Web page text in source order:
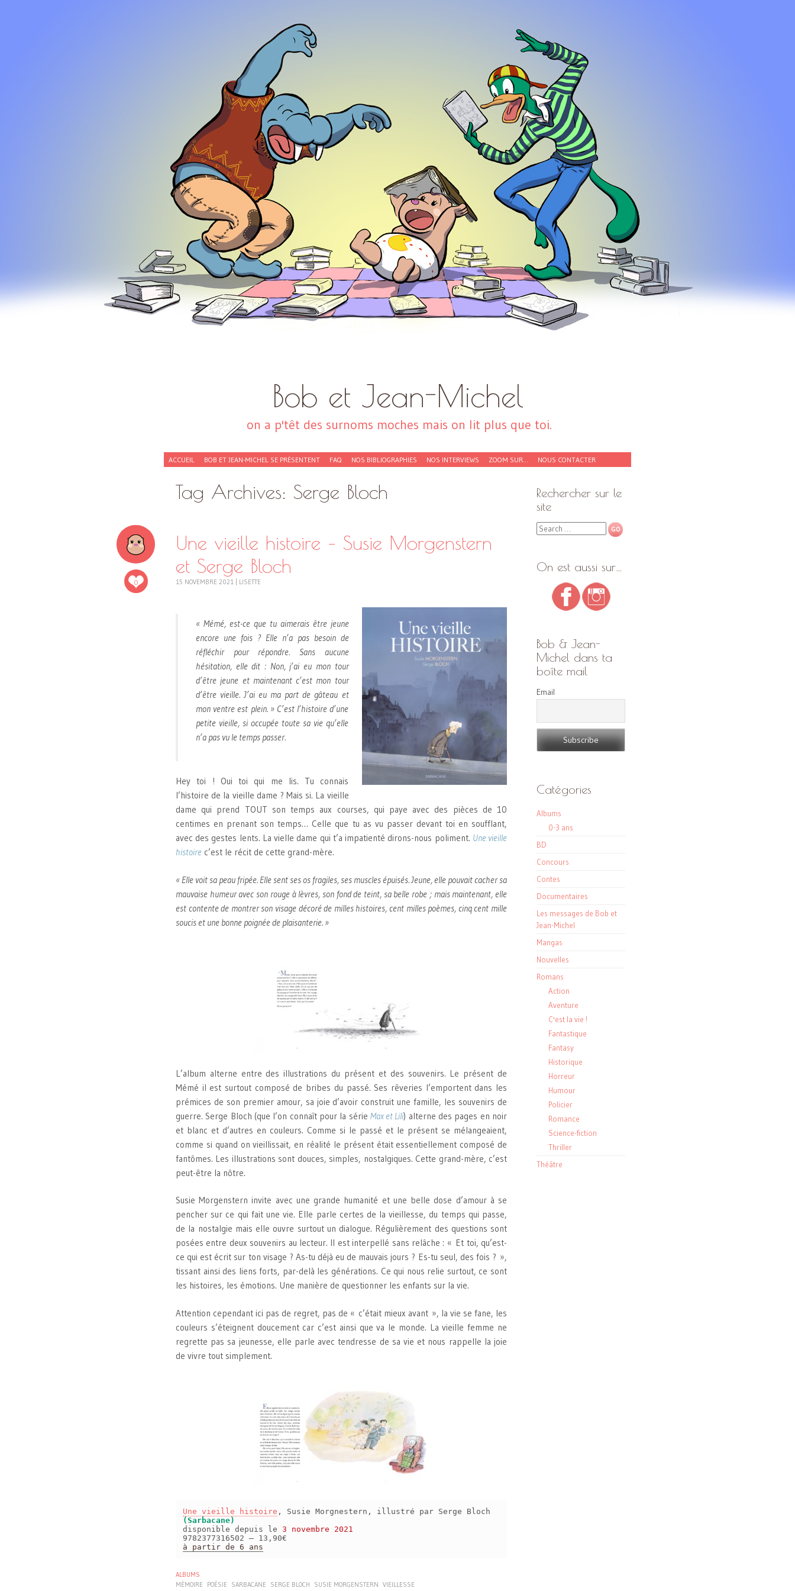
Bob et Jean-Michel
on a p'têt des surnoms moches mais on lit plus que toi.
SKIP
TO
ACCUEIL BOB ET JEAN-MICHEL SE PRÉSENTENT FAQ NOS BIBLIOGRAPHIES NOS INTERVIEWS ZOOM SUR… NOUS CONTACTER
Tag Archives: Serge Bloch
0
Une vieille histoire – Susie Morgenstern
et Serge Bloch
15 NOVEMBRE 2021 LISETTE
« Mémé, est-ce que tu aimerais être jeune
encore une fois ? Elle n’a pas besoin de
réfléchir pour répondre. Sans aucune
hésitation, elle dit : Non, j’ai eu mon tour
d’être jeune et maintenant c’est mon tour
d’être vieille. J’ai eu ma part de gâteau et
mon ventre est plein. » C’est l’histoire d’une
petite vieille, si occupée toute sa vie qu’elle
n’a pas vu le temps passer.
Hey toi ! Oui toi qui me lis. Tu connais
l’histoire de la vieille dame ? Mais si. La vieille
dame qui prend TOUT son temps aux courses, qui paye avec des pièces de 10
centimes en prenant son temps… Celle que tu as vu passer devant toi en soufflant,
avec des gestes lents. La vielle dame qui t’a impatienté dirons-nous poliment. Une vieille
histoire c’est le récit de cette grand-mère.
« Elle voit sa peau fripée. Elle sent ses os fragiles, ses muscles épuisés. Jeune, elle pouvait cacher sa
mauvaise humeur avec son rouge à lèvres, son fond de teint, sa belle robe ; mais maintenant, elle
est contente de montrer son visage décoré de milles histoires, cent milles poèmes, cinq cent mille
soucis et une bonne poignée de plaisanterie. »
L’album alterne entre des illustrations du présent et des souvenirs. Le présent de
Mémé il est surtout composé de bribes du passé. Ses rêveries l’emportent dans les
prémices de son premier amour, sa joie d’avoir construit une famille, les souvenirs de
guerre. Serge Bloch (que l’on connaît pour la série Max et Lili) alterne des pages en noir
et blanc et d’autres en couleurs. Comme si le passé et le présent se mélangeaient,
comme si quand on vieillissait, en réalité le présent était essentiellement composé de
fantômes. Les illustrations sont douces, simples, nostalgiques. Cette grand-mère, c’est
peut-être la nôtre.
Susie Morgenstern invite avec une grande humanité et une belle dose d’amour à se
pencher sur ce qui fait une vie. Elle parle certes de la vieillesse, du temps qui passe,
de la nostalgie mais elle ouvre surtout un dialogue. Régulièrement des questions sont
posées entre deux souvenirs au lecteur. Il est interpellé sans relâche : « Et toi, qu’est-
ce qui est écrit sur ton visage ? As-tu déjà eu de mauvais jours ? Es-tu seul, des fois ? »,
tissant ainsi des liens forts, par-delà les générations. Ce qui nous relie surtout, ce sont
les histoires, les émotions. Une manière de questionner les enfants sur la vie.
Attention cependant ici pas de regret, pas de « c’était mieux avant », la vie se fane, les
couleurs s’éteignent doucement car c’est ainsi que va le monde. La vieille femme ne
regrette pas sa jeunesse, elle parle avec tendresse de sa vie et nous rappelle la joie
de vivre tout simplement.
Une vieille histoire , Susie Morgnestern, illustré par Serge Bloch
(Sarbacane)
disponible depuis le 3 novembre 2021
9782377316502 – 13,90€
à partir de 6 ans
ALBUMS
MÉMOIRE
POÉSIE SARBACANE SERGE BLOCH SUSIE MORGENSTERN VIEILLESSE
Rechercher sur le
site
Search
On est aussi sur…
Bob & Jean-
Michel dans ta
boîte mail
Email
Catégories
Albums
0-3 ans
BD
Concours
Contes
Documentaires
Les messages de Bob et
Jean-Michel
Mangas
Nouvelles
Romans
Action
Aventure
C'est la vie !
Fantastique
Fantasy
Historique
Horreur
Humour
Policier
Romance
Science-fiction
Thriller
Théâtre